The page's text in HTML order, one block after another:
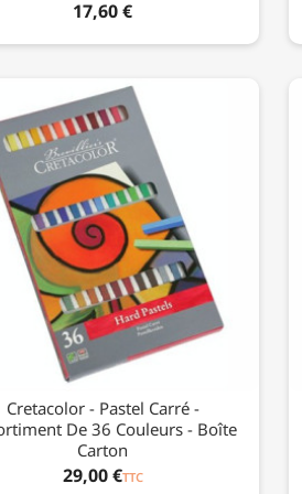
17,60 €
Cretacolor - Pastel Carré -
De 36 Couleurs - Boîte
Carton
29,00 €TTC